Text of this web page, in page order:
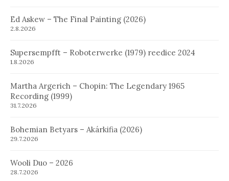
Ed Askew – The Final Painting (2026)
2.8.2026
Supersempfft – Roboterwerke (1979) reedice 2024
1.8.2026
Martha Argerich – Chopin: The Legendary 1965
Recording (1999)
31.7.2026
Bohemian Betyars – Akárkifia (2026)
29.7.2026
Wooli Duo – 2026
28.7.2026